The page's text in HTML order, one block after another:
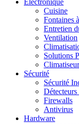
Cuisine
Fontaines
Entretien
Ventilation
Solutions
Climatiseur
Sécurité
Sécurité
Firewalls
Antivirus
Hardware